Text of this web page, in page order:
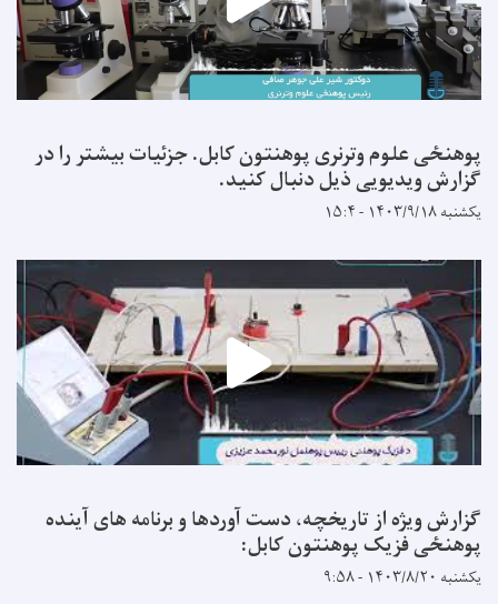
پوهنځی علوم وترنری پوهنتون کابل. جزئیات بیشتر را در
گزارش ویدیویی ذیل دنبال کنید.
یکشنبه ۱۴۰۳/۹/۱۸ - ۱۵:۴
گزارش ویژه از تاریخچه، دست آوردها و برنامه های آینده
پوهنځی فزیک پوهنتون کابل:
یکشنبه ۱۴۰۳/۸/۲۰ - ۹:۵۸